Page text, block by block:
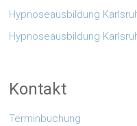
Hypnoseausbildung
Hypnoseausbildung
Kontakt
Terminbuchung